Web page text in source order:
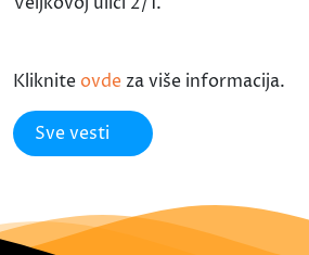
Kliknite ovde za više informacija.
Sve vesti